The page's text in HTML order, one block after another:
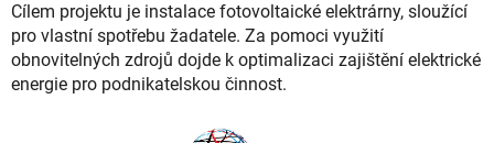
Cílem projektu je instalace fotovoltaické elektrárny, sloužící
pro vlastní spotřebu žadatele. Za pomoci využití
obnovitelných zdrojů dojde k optimalizaci zajištění elektrické
energie pro podnikatelskou činnost.